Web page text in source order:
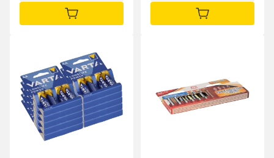
IN DEN WARENKORB IN DEN WARENKORB